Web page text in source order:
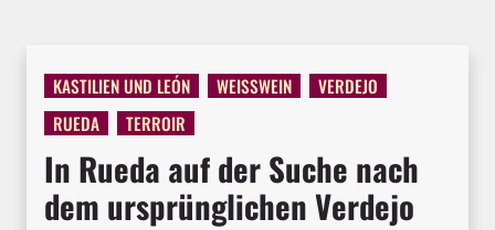
KASTILIEN UND LEÓN WEISSWEIN
VERDEJO
RUEDA
TERROIR
In Rueda auf der Suche nach
dem ursprünglichen Verdejo